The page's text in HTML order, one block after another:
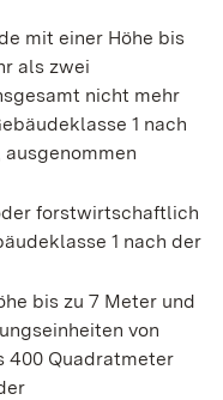
mit einer Höhe bis
als zwei
nicht mehr
1 nach
forstwirtschaftlich
1 nach der
bis zu 7 Meter und
von
400 Quadratmeter